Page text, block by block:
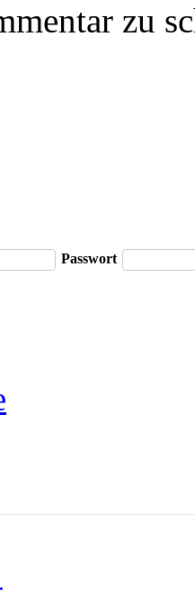
zu
Passwort